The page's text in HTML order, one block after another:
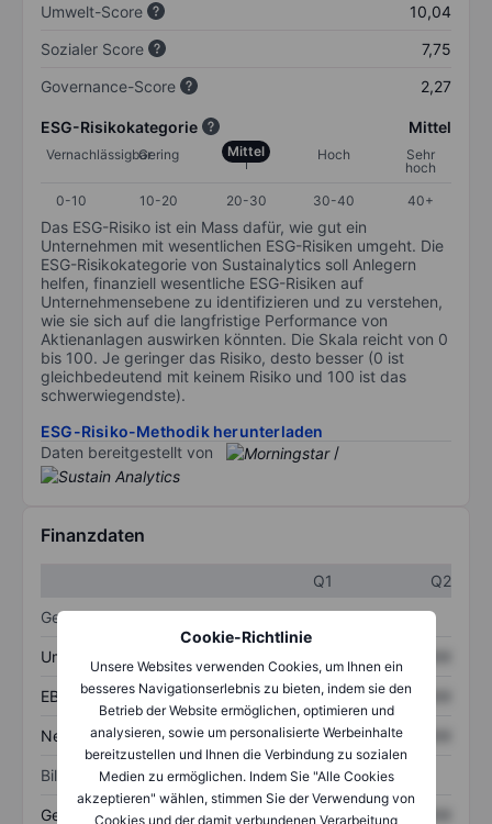
Cookie-Richtlinie
Unsere Websites verwenden Cookies, um Ihnen ein
besseres Navigationserlebnis zu bieten, indem sie den
Betrieb der Website ermöglichen, optimieren und
analysieren, sowie um personalisierte Werbeinhalte
bereitzustellen und Ihnen die Verbindung zu sozialen
Medien zu ermöglichen. Indem Sie "Alle Cookies
akzeptieren" wählen, stimmen Sie der Verwendung von
Cookies und der damit verbundenen Verarbeitung
Umwelt-Score
10,04
Sozialer Score
7,75
Governance-Score
2,27
ESG-Risikokategorie Mittel
VernachlässigbarGering Mittel Hoch
Sehr
hoch
0-10
10-20 20-30 30-40 40+
Das ESG-Risiko ist ein Mass dafür, wie gut ein
Unternehmen mit wesentlichen ESG-Risiken umgeht. Die
ESG-Risikokategorie von Sustainalytics soll Anlegern
helfen, finanziell wesentliche ESG-Risiken auf
Unternehmensebene zu identifizieren und zu verstehen,
wie sie sich auf die langfristige Performance von
Aktienanlagen auswirken könnten. Die Skala reicht von 0
bis 100. Je geringer das Risiko, desto besser (0 ist
gleichbedeutend mit keinem Risiko und 100 ist das
schwerwiegendste).
ESG-Risiko-Methodik herunterladen
Daten bereitgestellt von
/
Finanzdaten
Q1
Q2
Gewinn- und Verlustrechnung
Umsatz
EBITDA XXXXXXX XXXXXXX
Nettoeinkommen XXXXXXX XXXXXXX
Bilanz
Gesamtvermögen XXXXXXX XXXXXXX